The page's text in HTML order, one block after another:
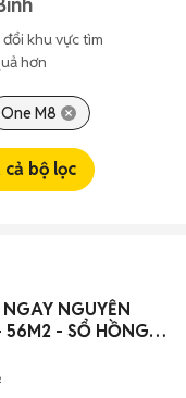
khu vực tìm
hơn
One M8
bộ lọc
NGUYỄN
- SỔ HỒNG